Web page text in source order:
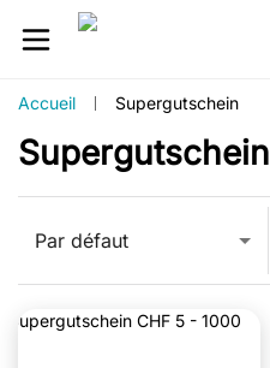
Accueil Supergutschein
Supergutschein
Par défaut